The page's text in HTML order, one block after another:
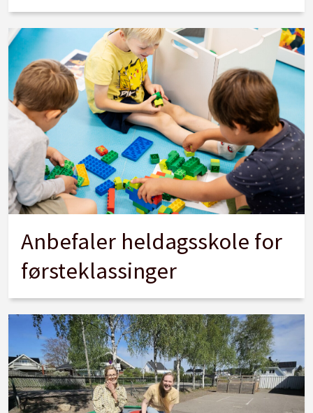
Anbefaler heldagsskole for
førsteklassinger